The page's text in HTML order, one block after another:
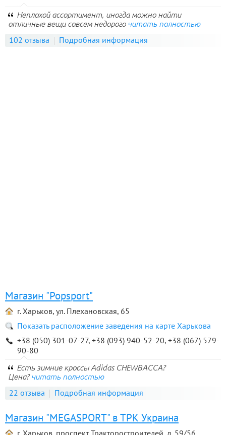
Неплохой ассортимент, иногда можно найти
отличные вещи совсем недорого читать полностью
102 отзыва Подробная информация
Магазин "Popsport"
г. Харьков, ул. Плехановская, 65
Показать расположение заведения на карте Харькова
+38 (050) 301-07-27, +38 (093) 940-52-20, +38 (067) 579-
90-80
Есть зимние кроссы Adidas CHEWBACCA?
Цена? читать полностью
22 отзыва Подробная информация
Магазин "MEGASPORT" в ТРК Украина
г. Харьков, проспект Тракторостроителей, д. 59/56